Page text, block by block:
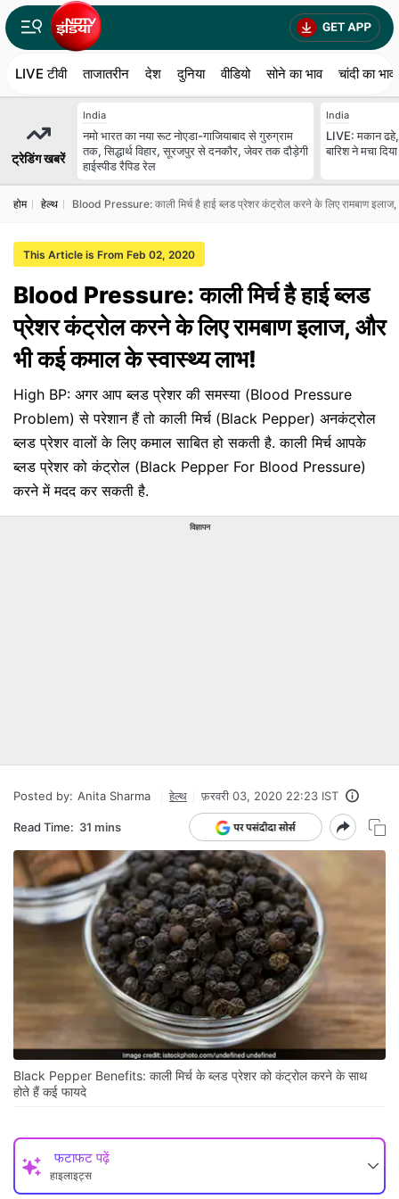
LIVE टीवी ताजातरीन देश दुनिया वीडियो सोने का भाव चांदी का भाव
ट्रेडिंग खबरें
India
नमो भारत का नया रूट नोएडा-गाजियाबाद से गुरुग्राम
तक, सिद्धार्थ विहार, सूरजपुर से दनकौर, जेवर तक दौड़ेगी
हाईस्पीड रैपिड रेल
India
LIVE: मकान
बारिश ने मचा
होम हेल्थ Blood Pressure: काली मिर्च है हाई ब्‍लड प्रेशर कंट्रोल करने के लिए रामबाण
This Article is From Feb 02, 2020
Blood Pressure: काली मिर्च है हाई ब्‍लड
प्रेशर कंट्रोल करने के लिए रामबाण इलाज, और
भी कई कमाल के स्वास्थ्य लाभ!
High BP: अगर आप ब्लड प्रेशर की समस्या (Blood Pressure
Problem) से परेशान हैं तो काली मिर्च (Black Pepper) अनकंट्रोल
ब्लड प्रेशर वालों के लिए कमाल साबित हो सकती है. काली मिर्च आपके
ब्लड प्रेशर को कंट्रोल (Black Pepper For Blood Pressure)
करने में मदद कर सकती है.
विज्ञापन
Posted by: Anita Sharma हेल्थ फ़रवरी 03, 2020 22:23 IST
Read Time: 31 mins
Black Pepper Benefits: काली मिर्च के ब्लड प्रेशर को कंट्रोल करने के साथ
होते हैं कई फायदे
फटाफट पढ़ें
हाइलाइट्स